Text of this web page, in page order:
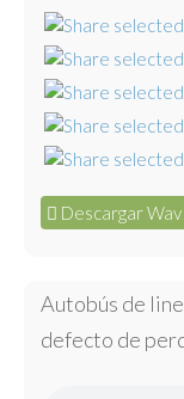
Descargar Wav
Autobús de
defecto de